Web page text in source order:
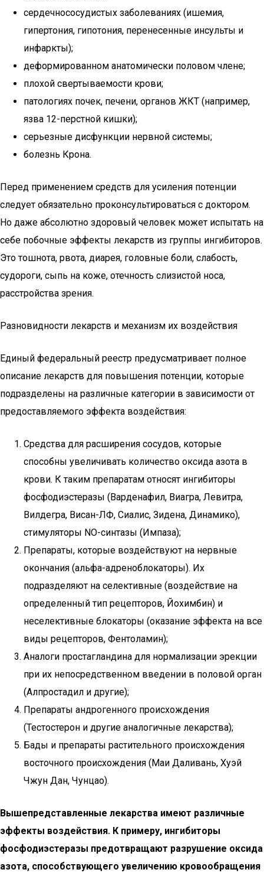
сердечнососудистых заболеваниях (ишемия,
гипертония, гипотония, перенесенные инсульты и
инфаркты);
деформированном анатомически половом члене;
плохой свертываемости крови;
патологиях почек, печени, органов ЖКТ (например,
язва 12-перстной кишки);
серьезные дисфункции нервной системы;
болезнь Крона.
Перед применением средств для усиления потенции
следует обязательно проконсультироваться с доктором.
Но даже абсолютно здоровый человек может испытать на
себе побочные эффекты лекарств из группы ингибиторов.
Это тошнота, рвота, диарея, головные боли, слабость,
судороги, сыпь на коже, отечность слизистой носа,
расстройства зрения.
Разновидности лекарств и механизм их воздействия
Единый федеральный реестр предусматривает полное
описание лекарств для повышения потенции, которые
подразделены на различные категории в зависимости от
предоставляемого эффекта воздействия:
Средства для расширения сосудов, которые
способны увеличивать количество оксида азота в
крови. К таким препаратам относят ингибиторы
фосфодиэстеразы (Варденафил, Виагра, Левитра,
Вилдегра, Висан-ЛФ, Сиалис, Зидена, Динамико),
стимуляторы NO-синтазы (Импаза);
Препараты, которые воздействуют на нервные
окончания (альфа-адреноблокаторы). Их
подразделяют на селективные (воздействие на
определенный тип рецепторов, Йохимбин) и
неселективные блокаторы (оказание эффекта на все
виды рецепторов, Фентоламин);
Аналоги простагландина для нормализации эрекции
при их непосредственном введении в половой орган
(Алпростадил и другие);
Препараты андрогенного происхождения
(Тестостерон и другие аналогичные лекарства);
Бады и препараты растительного происхождения
восточного происхождения (Маи Даливань, Хуэй
Чжун Дан, Чунцао).
Вышепредставленные лекарства имеют различные
эффекты воздействия. К примеру, ингибиторы
фосфодиэстеразы предотвращают разрушение оксида
азота, способствующего увеличению кровообращения